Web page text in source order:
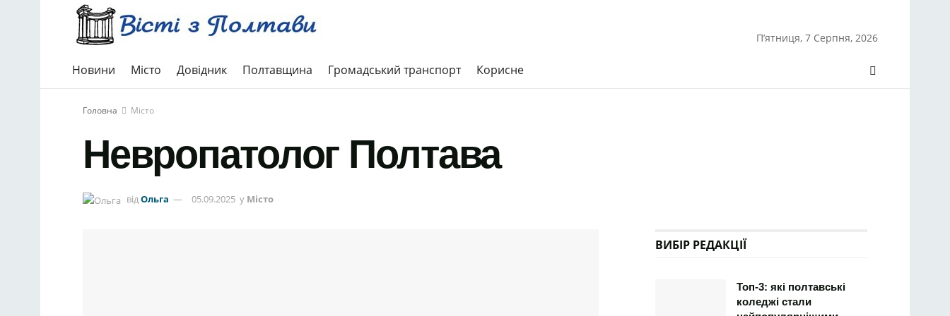
П’ятниця, 7 Серпня, 2026
Новини Місто Довідник Полтавщина Громадський транспорт Корисне
Головна Місто
Невропатолог Полтава
відОльга 05.09.2025 у Місто
ВИБІР РЕДАКЦІЇ
Топ-3: які полтавські
коледжі стали